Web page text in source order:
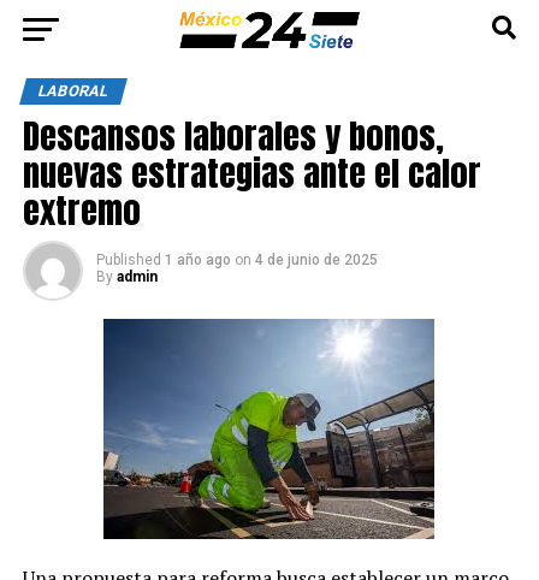
LABORAL
Descansos laborales y bonos,
nuevas estrategias ante el calor
extremo
Published 1 año ago on 4 de junio de 2025
By admin